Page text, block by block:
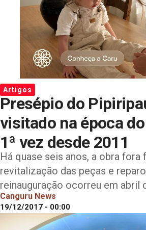
Artigos
Presépio do
visitado na época
1ª vez desde 2011
Há quase seis anos, a obra fora
revitalização das peças e
reinauguração ocorreu em abril
Canguru News
19/12/2017 - 00:00